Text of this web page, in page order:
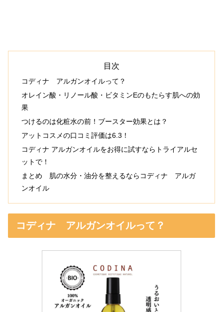
目次
コディナ アルガンオイルって？
オレイン酸・リノール酸・ビタミンEのもたらす肌への効
果
つけるのは化粧水の前！ブースター効果とは？
アットコスメの口コミ評価は6.3！
コディナ アルガンオイルをお得に試すならトライアルセ
ットで！
まとめ 肌の水分・油分を整えるならコディナ アルガ
ンオイル
コディナ アルガンオイルって？